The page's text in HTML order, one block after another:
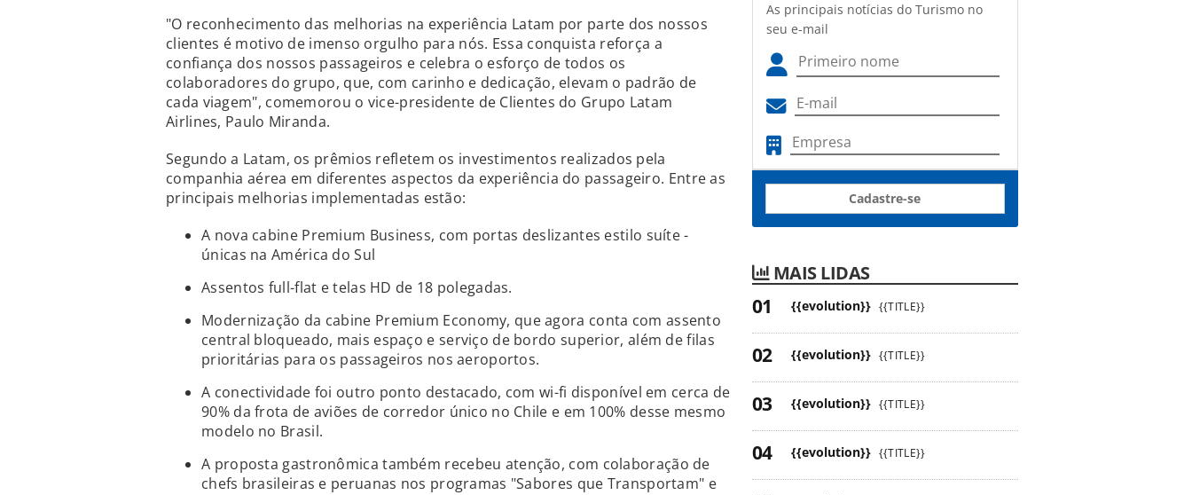
"O reconhecimento das melhorias na experiência Latam por parte dos nossos
clientes é motivo de imenso orgulho para nós. Essa conquista reforça a
confiança dos nossos passageiros e celebra o esforço de todos os
colaboradores do grupo, que, com carinho e dedicação, elevam o padrão de
cada viagem", comemorou o vice-presidente de Clientes do Grupo Latam
Airlines, Paulo Miranda.
Segundo a Latam, os prêmios refletem os investimentos realizados pela
companhia aérea em diferentes aspectos da experiência do passageiro. Entre as
principais melhorias implementadas estão:
A nova cabine Premium Business, com portas deslizantes estilo suíte -
únicas na América do Sul
Assentos full-flat e telas HD de 18 polegadas.
Modernização da cabine Premium Economy, que agora conta com assento
central bloqueado, mais espaço e serviço de bordo superior, além de filas
prioritárias para os passageiros nos aeroportos.
A conectividade foi outro ponto destacado, com wi-fi disponível em cerca de
90% da frota de aviões de corredor único no Chile e em 100% desse mesmo
modelo no Brasil.
A proposta gastronômica também recebeu atenção, com colaboração de
chefs brasileiras e peruanas nos programas "Sabores que Transportam" e
As principais notícias do Turismo no
seu e-mail
Cadastre-se
MAIS LIDAS
{{evolution}} {{TITLE}}
{{evolution}} {{TITLE}}
{{evolution}} {{TITLE}}
{{evolution}} {{TITLE}}